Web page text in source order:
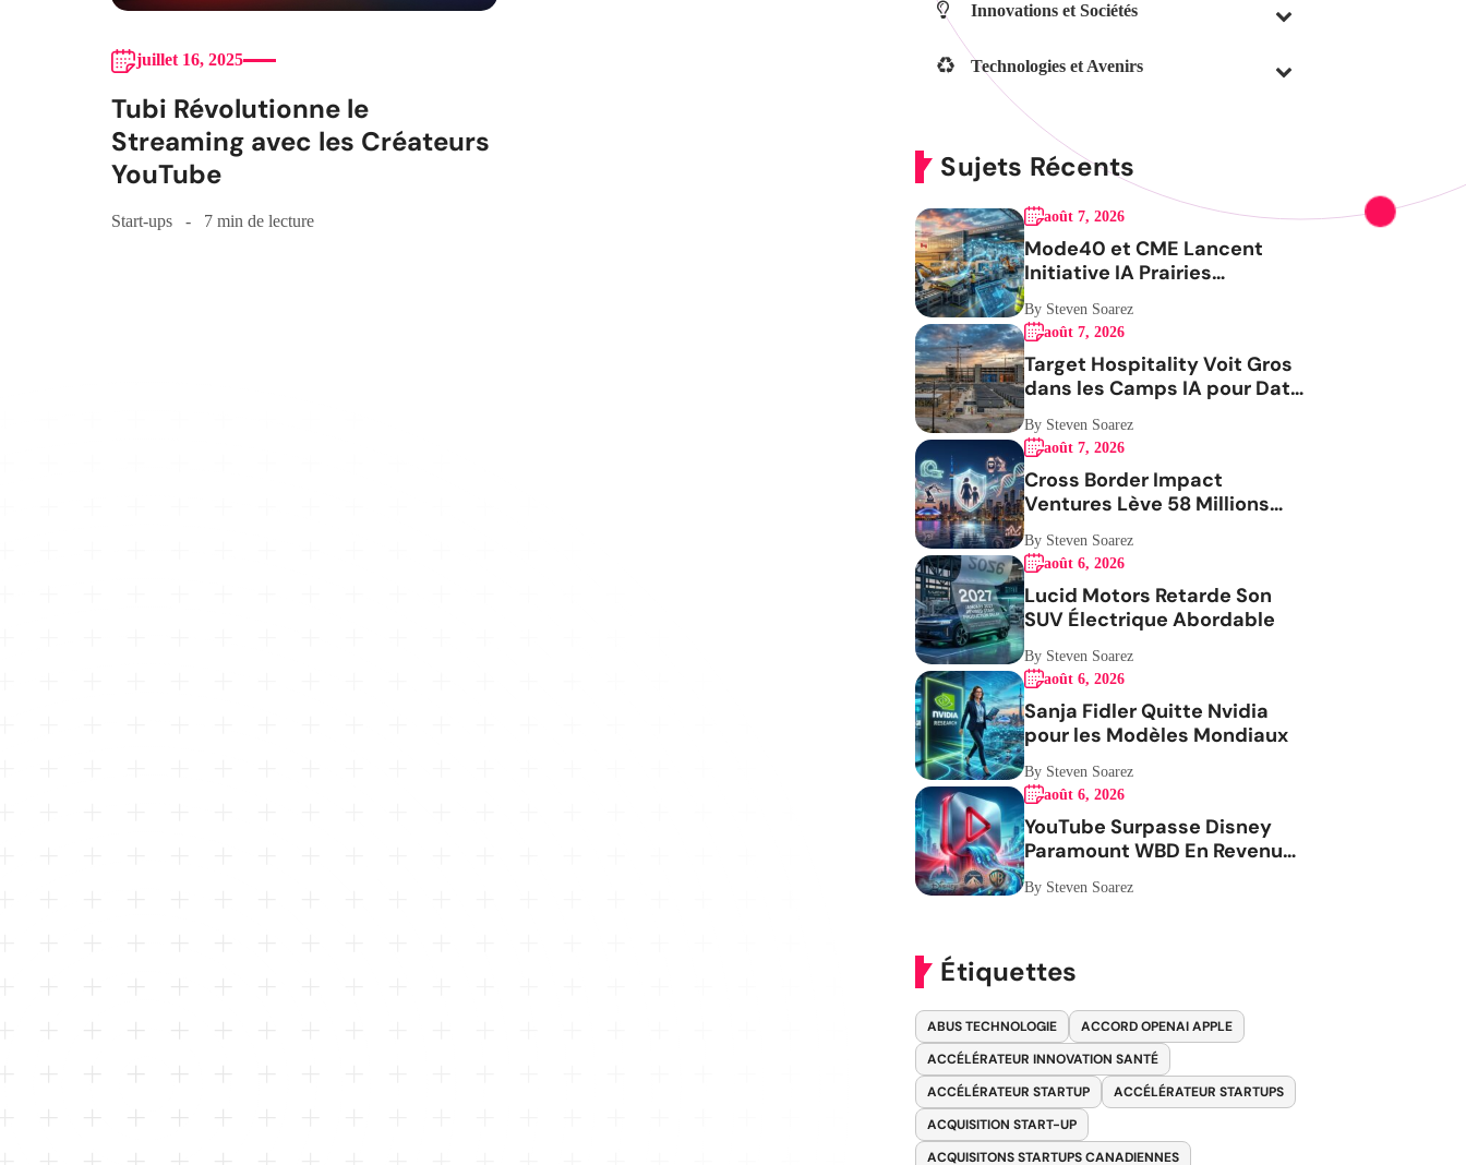
juillet 16, 2025
Tubi Révolutionne le
Streaming avec les Créateurs
YouTube
Start-ups 7 min de lecture
Innovations et Sociétés
Technologies et Avenirs
Sujets Récents
août 7, 2026
Mode40 et CME Lancent
Initiative IA Prairies
Aérospatiale
By Steven Soarez
août 7, 2026
Target Hospitality Voit Gros
dans les Camps IA pour Data
Centers
By Steven Soarez
août 7, 2026
Cross Border Impact
Ventures Lève 58 Millions
USD Pour Santé Femmes
By Steven Soarez
août 6, 2026
Lucid Motors Retarde Son
SUV Électrique Abordable
By Steven Soarez
août 6, 2026
Sanja Fidler Quitte Nvidia
pour les Modèles Mondiaux
By Steven Soarez
août 6, 2026
YouTube Surpasse Disney
Paramount WBD En Revenus
Publicitaires
By Steven Soarez
Étiquettes
ABUS TECHNOLOGIE
ACCORD OPENAI APPLE
ACCÉLÉRATEUR INNOVATION SANTÉ
ACCÉLÉRATEUR STARTUP
ACCÉLÉRATEUR STARTUPS
ACQUISITION START-UP
ACQUISITONS STARTUPS CANADIENNES